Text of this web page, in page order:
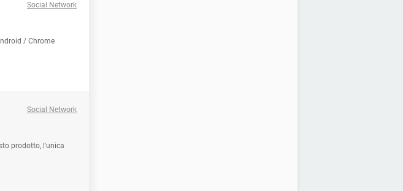
Social Network
/ Chrome
Social Network
prodotto, l'unica